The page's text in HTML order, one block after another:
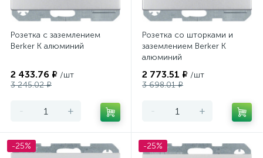
Розетка с заземлением
Berker K алюминий
2 433.76 ₽ /шт
3 245.02 ₽
- +
Розетка со шторками и
заземлением Berker K
алюминий
2 773.51 ₽ /шт
3 698.01 ₽
- +
-25% -25%